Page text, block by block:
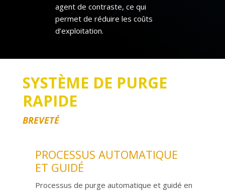
agent de contraste, ce qui
permet de réduire les coûts
d’exploitation.
SYSTÈME DE PURGE
RAPIDE
BREVETÉ
PROCESSUS AUTOMATIQUE
ET GUIDÉ
Processus de purge automatique et guidé en